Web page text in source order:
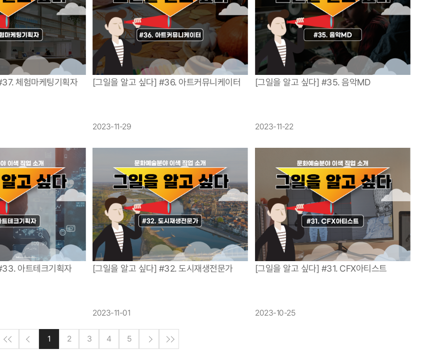
체험마케팅기획자 [그일을 알고 싶다] #36. 아트커뮤니케이터
2023-11-29
[그일을 알고 싶다] #35. 음악MD
2023-11-22
아트테크기획자 [그일을 알고 싶다] #32. 도시재생전문가
2023-11-01
[그일을 알고 싶다] #31. CFX아티스트
2023-10-25
1 2 3 4 5